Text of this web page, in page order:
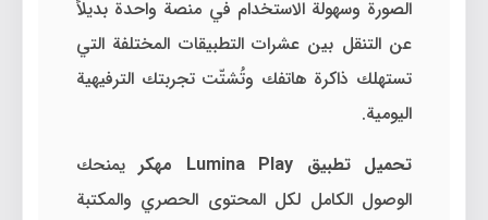
الصورة وسهولة الاستخدام في منصة واحدة بديلاً
عن التنقل بين عشرات التطبيقات المختلفة التي
تستهلك ذاكرة هاتفك وتُشتّت تجربتك الترفيهية
اليومية.
تحميل تطبيق Lumina Play مهكر
يمنحك
الوصول الكامل لكل المحتوى الحصري والمكتبة